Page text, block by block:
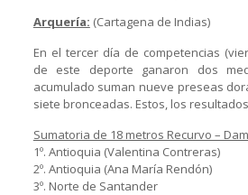
Arquería: (Cartagena de Indias)
En el tercer día de competencias
de este deporte ganaron dos
acumulado suman nueve preseas
siete bronceadas. Estos, los
Sumatoria de 18 metros Recurvo –
1º. Antioquia (Valentina Contreras)
2º. Antioquia (Ana María Rendón)
3º. Norte de Santander